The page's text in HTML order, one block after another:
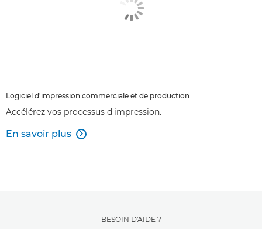
Logiciel d'impression commerciale et de production
Accélérez vos processus d'impression.
En savoir plus 
BESOIN D'AIDE ?